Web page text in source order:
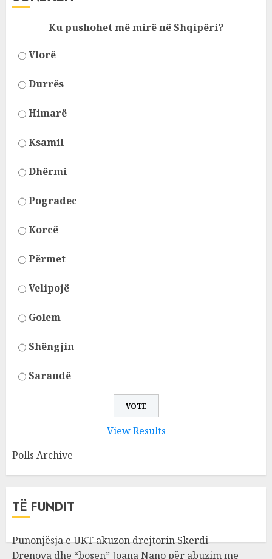
Ku pushohet më mirë në Shqipëri?
Vlorë
Durrës
Himarë
Ksamil
Dhërmi
Pogradec
Korcë
Përmet
Velipojë
Golem
Shëngjin
Sarandë
View Results
Polls Archive
TË FUNDIT
Punonjësja e UKT akuzon drejtorin Skerdi
Drenova dhe “bosen” Joana Nano për abuzim me